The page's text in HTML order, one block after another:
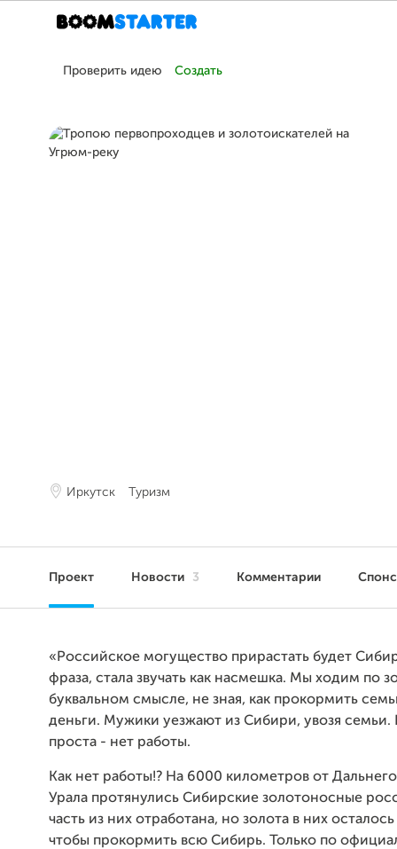
Проверить идею Создать
Иркутск Туризм
Проект Новости 3 Комментарии
«Российское могущество прирастать будет
фраза, стала звучать как насмешка. Мы ходим по
буквальном смысле, не зная, как прокормить
деньги. Мужики уезжают из Сибири, увозя семьи.
проста - нет работы.
Как нет работы!? На 6000 километров от
Урала протянулись Сибирские золотоносные
часть из них отработана, но золота в них
чтобы прокормить всю Сибирь. Только по